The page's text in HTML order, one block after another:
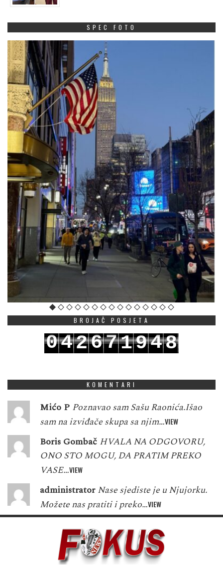
SPEC FOTO
BROJAČ POSJETA
042671948
KOMENTARI
Mićo P Poznavao sam Sašu Raonića.Išao
sam na izviđače skupa sa njim…VIEW
Boris Gombač HVALA NA ODGOVORU,
ONO STO MOGU, DA PRATIM PREKO
VASE…VIEW
administrator Nase sjediste je u Njujorku.
Možete nas pratiti i preko…VIEW